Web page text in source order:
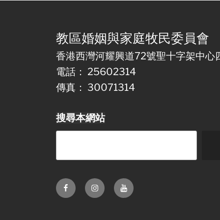
教區婚姻與家庭牧民委員會
香港西灣河耀興道72號聖十字架中心
電話： 25602314
傳真： 30071314
搜尋本網站
FacebookInstagramYoutube